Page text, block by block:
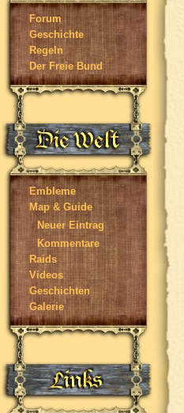
Forum
Geschichte
Regeln
Der Freie Bund
Embleme
Map & Guide
Neuer Eintrag
Kommentare
Raids
Videos
Geschichten
Galerie